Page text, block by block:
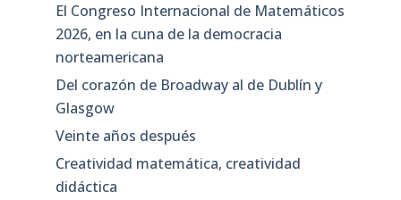
El Congreso Internacional de Matemáticos
2026, en la cuna de la democracia
norteamericana
Del corazón de Broadway al de Dublín y
Glasgow
Veinte años después
Creatividad matemática, creatividad
didáctica